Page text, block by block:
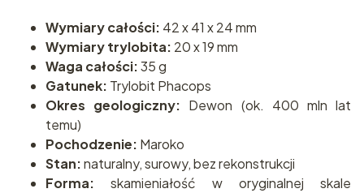
Wymiary całości: 42 x 41 x 24 mm
Wymiary trylobita: 20 x 19 mm
Waga całości:35 g
Gatunek: Trylobit Phacops
Okres geologiczny: Dewon (ok. 400 mln lat
temu)
Pochodzenie: Maroko
Stan:naturalny, surowy, bez rekonstrukcji
Forma: skamieniałość w oryginalnej skale